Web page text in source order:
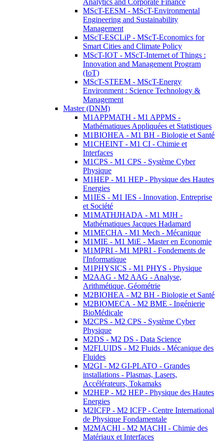
Analytics and Corporate Finance
MScT-EESM - MScT-Environmental
Engineering and Sustainability
Management
MScT-ESCLiP - MScT-Economics for
Smart Cities and Climate Policy
MScT-IOT - MScT-Internet of Things :
Innovation and Management Program
(IoT)
MScT-STEEM - MScT-Energy
Environment : Science Technology &
Management
Master (DNM)
M1APPMATH - M1 APPMS -
Mathématiques Appliquées et Statistiques
M1BIOHEA - M1 BH - Biologie et Santé
M1CHEINT - M1 CI - Chimie et
Interfaces
M1CPS - M1 CPS - Système Cyber
Physique
M1HEP - M1 HEP - Physique des Hautes
Energies
M1IES - M1 IES - Innovation, Entreprise
et Société
M1MATHJHADA - M1 MJH -
Mathématiques Jacques Hadamard
M1MECHA - M1 Mech - Mécanique
M1MIE - M1 MiE - Master en Economie
M1MPRI - M1 MPRI - Fondements de
l'Informatique
M1PHYSICS - M1 PHYS - Physique
M2AAG - M2 AAG - Analyse,
Arithmétique, Géométrie
M2BIOHEA - M2 BH - Biologie et Santé
M2BIOMECA - M2 BME - Ingénierie
BioMédicale
M2CPS - M2 CPS - Système Cyber
Physique
M2DS - M2 DS - Data Science
M2FLUIDS - M2 Fluids - Mécanique des
Fluides
M2GI - M2 GI-PLATO - Grandes
installations - Plasmas, Lasers,
Accélérateurs, Tokamaks
M2HEP - M2 HEP - Physique des Hautes
Energies
M2ICFP - M2 ICFP - Centre International
de Physique Fondamentale
M2MACHI - M2 MACHI - Chimie des
Matériaux et Interfaces